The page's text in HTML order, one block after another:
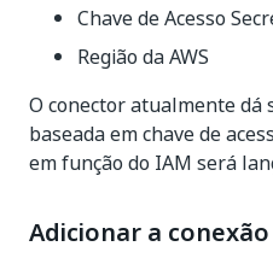
Chave de Acesso
Região da AWS
O conector atualmente dá
baseada em chave de
em função do IAM será
Adicionar a